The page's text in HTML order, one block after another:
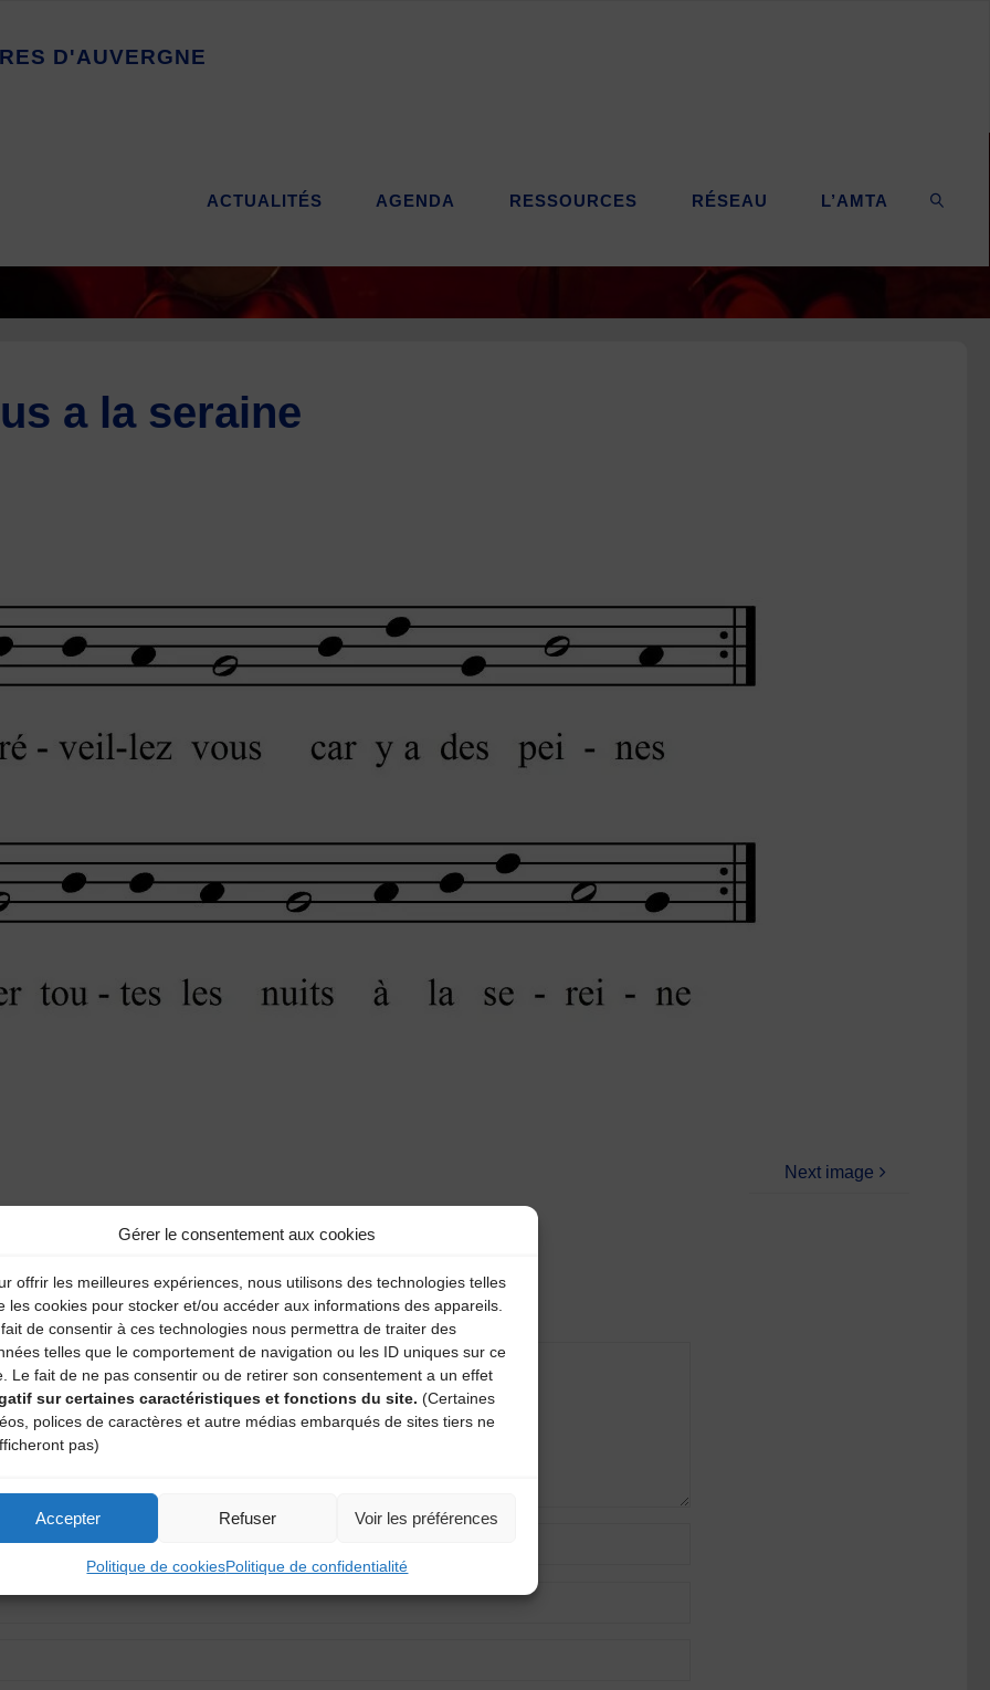
Gérer le consentement aux cookies
offrir les meilleures expériences, nous utilisons des technologies telles
les cookies pour stocker et/ou accéder aux informations des appareils.
de consentir à ces technologies nous permettra de traiter des
telles que le comportement de navigation ou les ID uniques sur ce
Le fait de ne pas consentir ou de retirer son consentement a un effet
sur certaines caractéristiques et fonctions du site. (Certaines
polices de caractères et autre médias embarqués de sites tiers ne
pas)
Accepter Refuser Voir les préférences
Politique de cookiesPolitique de confidentialité
ES D'AUVERGNE
ACTUALITÉS AGENDA RESSOURCES RÉSEAU L’AMTA
a la seraine
Next image
sont indiqués avec*